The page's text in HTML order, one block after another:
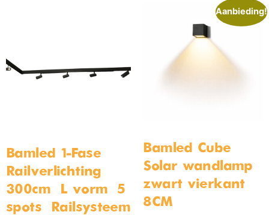
Bamled 1-Fase
Railverlichting –
300cm – L vorm – 5
spots – Railsysteem
Aanbieding!
Bamled Cube
Solar wandlamp
zwart vierkant
8CM